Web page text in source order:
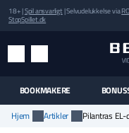
18+ |Spil ansvarligt| Selvudelukkelse via
StopSpillet.dk
MENUEN
BOOKMAKERE
Hjem
Artikler Pilantras EL-